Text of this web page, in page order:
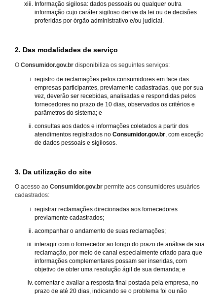
Informação sigilosa: dados pessoais ou qualquer outra
informação cujo caráter sigiloso derive da lei ou de decisões
proferidas por órgão administrativo e/ou judicial.
2. Das modalidades de serviço
O Consumidor.gov.br disponibiliza os seguintes serviços:
registro de reclamações pelos consumidores em face das
empresas participantes, previamente cadastradas, que por sua
vez, deverão ser recebidas, analisadas e respondidas pelos
fornecedores no prazo de 10 dias, observados os critérios e
parâmetros do sistema; e
consultas aos dados e informações coletados a partir dos
atendimentos registrados no Consumidor.gov.br , com exceção
de dados pessoais e sigilosos.
3. Da utilização do site
O acesso ao Consumidor.gov.br permite aos consumidores usuários
cadastrados:
registrar reclamações direcionadas aos fornecedores
previamente cadastrados;
acompanhar o andamento de suas reclamações;
interagir com o fornecedor ao longo do prazo de análise de sua
reclamação, por meio de canal especialmente criado para que
informações complementares possam ser inseridas, com
objetivo de obter uma resolução ágil de sua demanda; e
comentar e avaliar a resposta final postada pela empresa, no
prazo de até 20 dias, indicando se o problema foi ou não